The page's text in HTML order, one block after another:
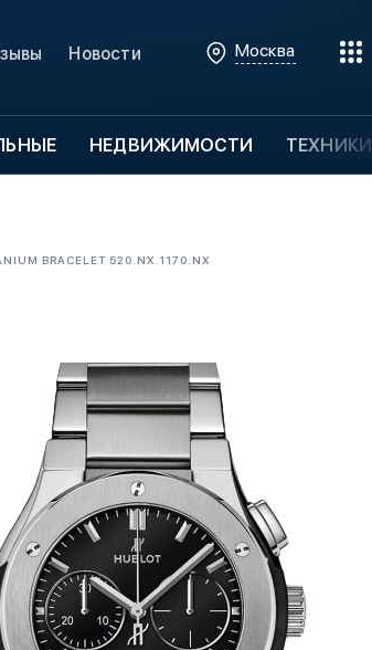
Новости Москва
НЕДВИЖИМОСТИ ТЕХНИКИ
BRACELET 520.NX.1170.NX